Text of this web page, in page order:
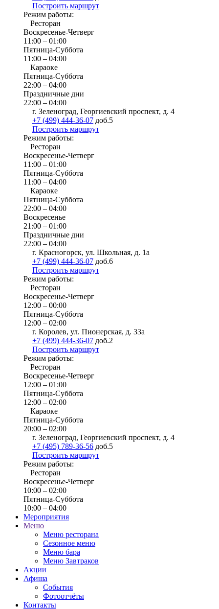
Построить маршрут
Режим работы:
Ресторан
Воскресенье-Четверг
11:00 – 01:00
Пятница-Суббота
11:00 – 04:00
Караоке
Пятница-Суббота
22:00 – 04:00
Праздничные дни
22:00 – 04:00
г. Зеленоград, Георгиевский проспект, д. 4
+7 (499) 444-36-07 доб.5
Построить маршрут
Режим работы:
Ресторан
Воскресенье-Четверг
11:00 – 01:00
Пятница-Суббота
11:00 – 04:00
Караоке
Пятница-Суббота
22:00 – 04:00
Воскресенье
21:00 – 01:00
Праздничные дни
22:00 – 04:00
г. Красногорск, ул. Школьная, д. 1а
+7 (499) 444-36-07 доб.6
Построить маршрут
Режим работы:
Ресторан
Воскресенье-Четверг
12:00 – 00:00
Пятница-Суббота
12:00 – 02:00
г. Королев, ул. Пионерская, д. 33а
+7 (499) 444-36-07 доб.2
Построить маршрут
Режим работы:
Ресторан
Воскресенье-Четверг
12:00 – 01:00
Пятница-Суббота
12:00 – 02:00
Караоке
Пятница-Суббота
20:00 – 02:00
г. Зеленоград, Георгиевский проспект, д. 4
+7 (495) 789-36-56 доб.5
Построить маршрут
Режим работы:
Ресторан
Воскресенье-Четверг
10:00 – 02:00
Пятница-Суббота
10:00 – 04:00
Мероприятия
Меню
Меню ресторана
Сезонное меню
Меню бара
Меню Завтраков
Акции
Афиша
События
Фотоотчёты
Контакты